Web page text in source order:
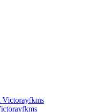
Victorayfkms